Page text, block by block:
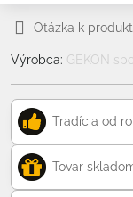
Otázka k
Výrobca: GEKON
Tradícia od
Tovar